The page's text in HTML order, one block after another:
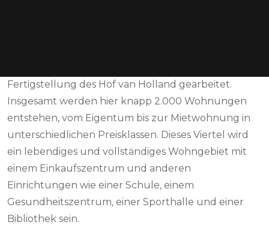
Fertigstellung des Hof van Holland gearbeitet.
Insgesamt werden hier knapp 2.000 Wohnungen
entstehen, vom Eigentum bis zur Mietwohnung in
unterschiedlichen Preisklassen. Dieses Viertel wird
ein lebendiges und vollständiges Wohngebiet mit
einem Einkaufszentrum und anderen
Einrichtungen wie einer Schule, einem
Gesundheitszentrum, einer Sporthalle und einer
Bibliothek sein.